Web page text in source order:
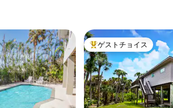
大好評のゲストチョイスで
ゲストチョイス